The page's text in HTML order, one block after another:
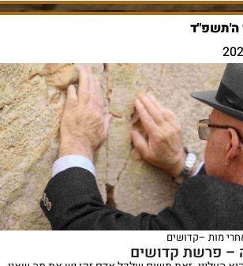
ה'תשפ"ד
מות –קדושים
– פרשת קדושים